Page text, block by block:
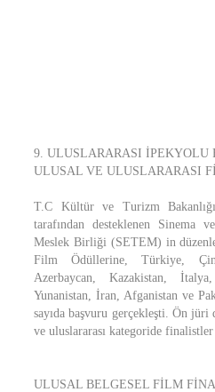
9. ULUSLARARASI İPEKYOLU
ULUSAL VE ULUSLARARASI
T.C Kültür ve Turizm
tarafından desteklenen Sinema
Meslek Birliği (SETEM) in
Film Ödüllerine, Türkiye, Çin,
Azerbaycan, Kazakistan,
Yunanistan, İran, Afganistan ve
sayıda başvuru gerçekleşti. Ön jüri
ve uluslararası kategoride
ULUSAL BELGESEL FİLM